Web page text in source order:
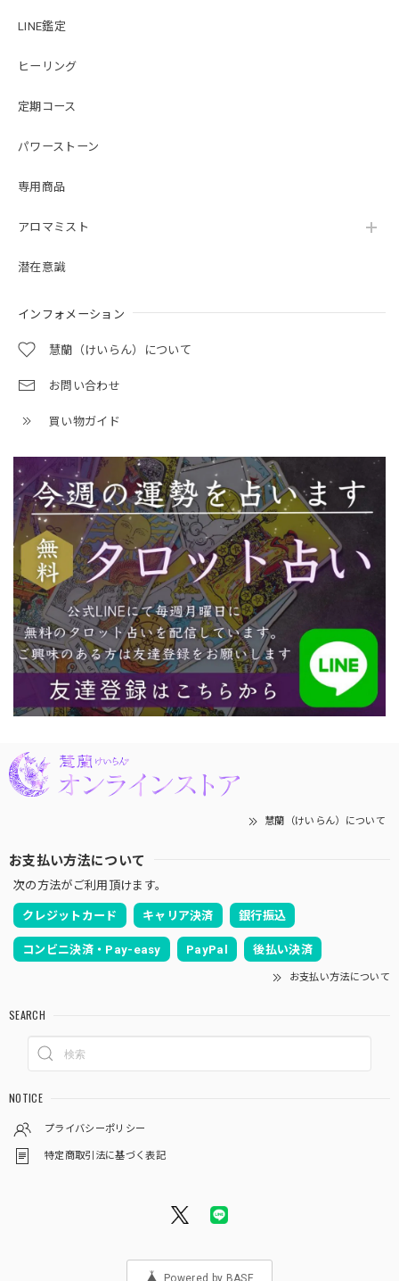
LINE鑑定
ヒーリング
定期コース
パワーストーン
専用商品
アロマミスト
潜在意識
インフォメーション
慧蘭（けいらん）について
お問い合わせ
買い物ガイド
慧蘭（けいらん）について
お支払い方法について
次の方法がご利用頂けます。
クレジットカード キャリア決済 銀行振込
コンビニ決済・Pay-easy PayPal 後払い決済
お支払い方法について
SEARCH
NOTICE
プライバシーポリシー
特定商取引法に基づく表記
Powered by BASE